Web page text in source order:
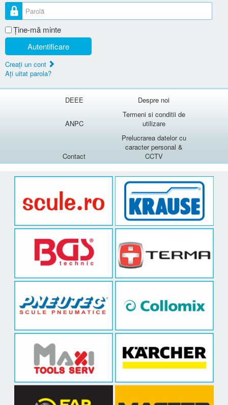
Parolă
Ţine-mă minte
Autentificare
Creaţi un cont
Aţi uitat parola?
DEEE Despre noi
ANPC
Termeni si conditii de
utilizare
Contact
Prelucrarea datelor cu
caracter personal &
CCTV